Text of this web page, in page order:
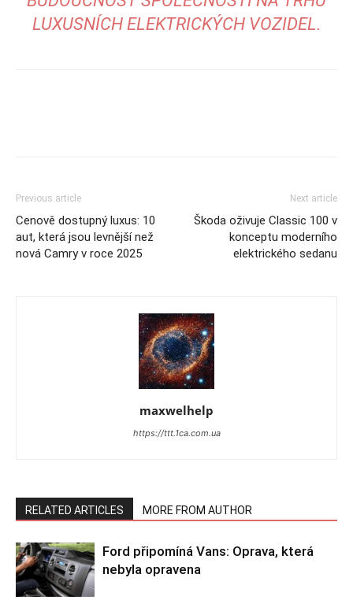
LUXUSNÍCH ELEKTRICKÝCH VOZIDEL.
Previous article
Cenově dostupný luxus: 10
aut, která jsou levnější než
nová Camry v roce 2025
Next article
Škoda oživuje Classic 100 v
konceptu moderního
elektrického sedanu
maxwelhelp
https://ttt.1ca.com.ua
RELATED ARTICLES MORE FROM AUTHOR
Ford připomíná Vans: Oprava, která
nebyla opravena